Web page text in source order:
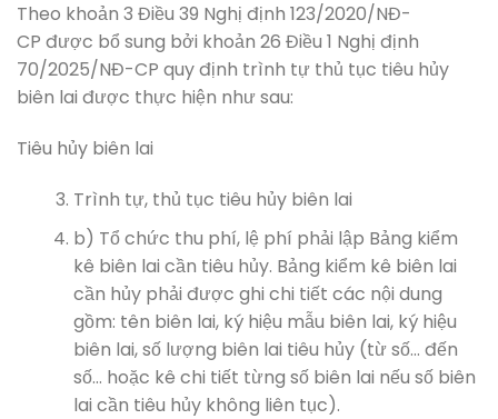
Theo khoản 3 Điều 39 Nghị định 123/2020/NĐ-
CP được bổ sung bởi khoản 26 Điều 1 Nghị định
70/2025/NĐ-CP quy định trình tự thủ tục tiêu hủy
biên lai được thực hiện như sau:
Tiêu hủy biên lai
Trình tự, thủ tục tiêu hủy biên lai
b) Tổ chức thu phí, lệ phí phải lập Bảng kiểm
kê biên lai cần tiêu hủy. Bảng kiểm kê biên lai
cần hủy phải được ghi chi tiết các nội dung
gồm: tên biên lai, ký hiệu mẫu biên lai, ký hiệu
biên lai, số lượng biên lai tiêu hủy (từ số… đến
số… hoặc kê chi tiết từng số biên lai nếu số biên
lai cần tiêu hủy không liên tục).